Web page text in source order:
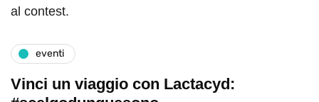
al contest.
eventi
Vinci un viaggio con Lactacyd: